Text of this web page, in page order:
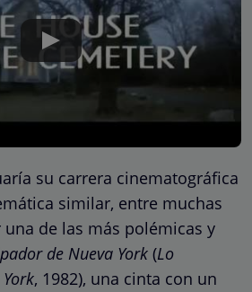
su carrera cinematográfica
similar, entre muchas
de las más polémicas y
de Nueva York (Lo
, 1982), una cinta con un